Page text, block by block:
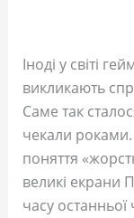
Іноді у світі
викликають
Саме так
чекали
поняття
великі екрани
часу